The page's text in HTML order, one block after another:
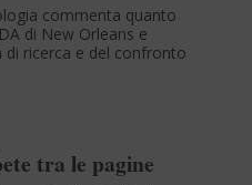
commenta quanto
di New Orleans e
di ricerca e del confronto
tra le pagine